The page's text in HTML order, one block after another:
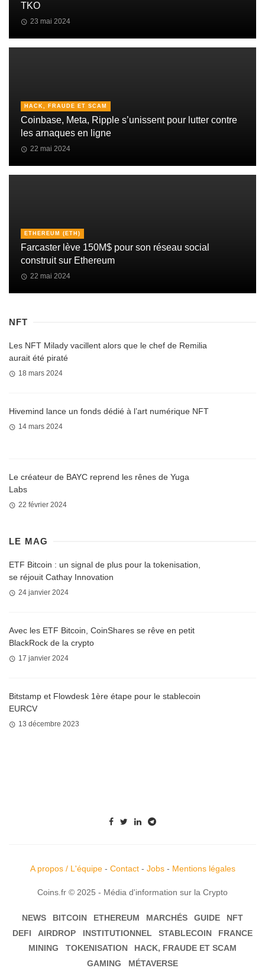
TKO
23 mai 2024
HACK, FRAUDE ET SCAM
Coinbase, Meta, Ripple s’unissent pour lutter contre
les arnaques en ligne
22 mai 2024
ETHEREUM (ETH)
Farcaster lève 150M$ pour son réseau social
construit sur Ethereum
22 mai 2024
NFT
Les NFT Milady vacillent alors que le chef de Remilia
aurait été piraté
18 mars 2024
Hivemind lance un fonds dédié à l’art numérique NFT
14 mars 2024
Le créateur de BAYC reprend les rênes de Yuga
Labs
22 février 2024
LE MAG
ETF Bitcoin : un signal de plus pour la tokenisation,
se réjouit Cathay Innovation
24 janvier 2024
Avec les ETF Bitcoin, CoinShares se rêve en petit
BlackRock de la crypto
17 janvier 2024
Bitstamp et Flowdesk 1ère étape pour le stablecoin
EURCV
13 décembre 2023
A propos / L'équipe- Contact- Jobs- Mentions légales
Coins.fr © 2025 - Média d'information sur la Crypto
NEWS BITCOIN ETHEREUM MARCHÉS GUIDE
NFT
DEFI
AIRDROP INSTITUTIONNEL STABLECOIN
FRANCE
MINING
TOKENISATION
HACK, FRAUDE ET SCAM
GAMING
MÉTAVERSE